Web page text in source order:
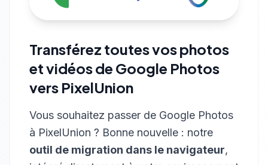
Transférez toutes vos photos
et vidéos de Google Photos
vers PixelUnion
Vous souhaitez passer de Google Photos
à PixelUnion ? Bonne nouvelle : notre
outil de migration dans le navigateur,